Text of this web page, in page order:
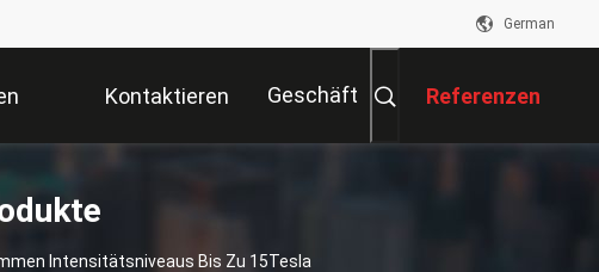
German
Kontaktieren Geschäft Referenzen
Intensitätsniveaus Bis Zu 15Tesla